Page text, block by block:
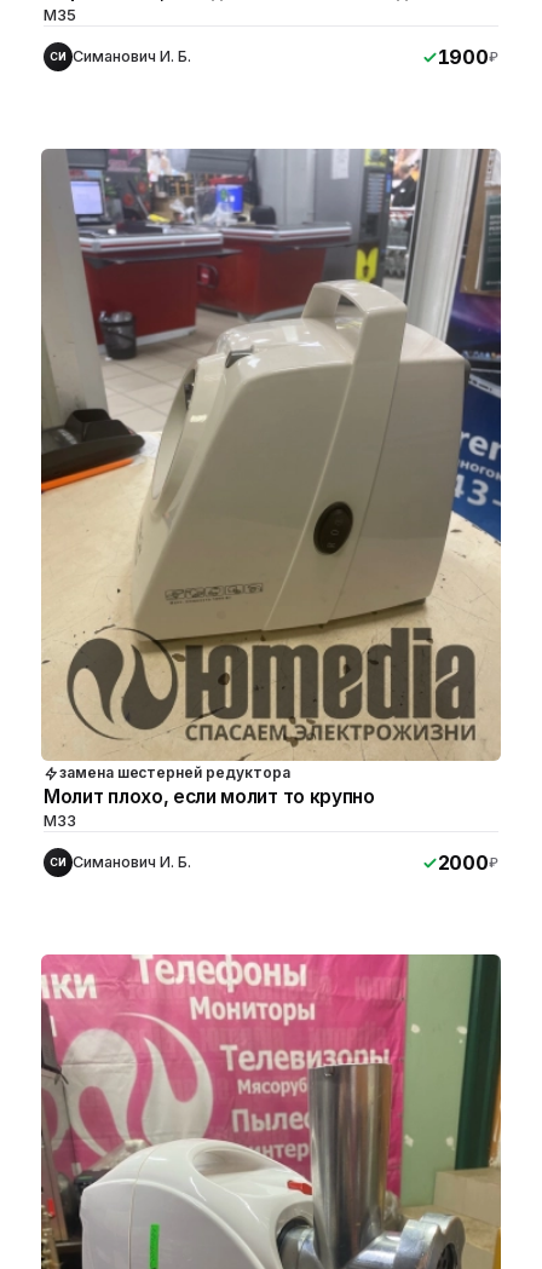
М35
СИ Симанович И. Б. 1900₽
замена шестерней редуктора
Молит плохо, если молит то крупно
M33
СИ Симанович И. Б. 2000₽